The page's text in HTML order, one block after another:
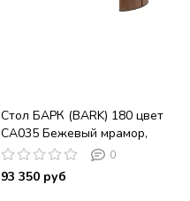
Стол БАРК (BARK) 180 цвет
CA035 Бежевый мрамор,
керамика / Орех (WALNUT),
®DISAUR
0
93 350 руб